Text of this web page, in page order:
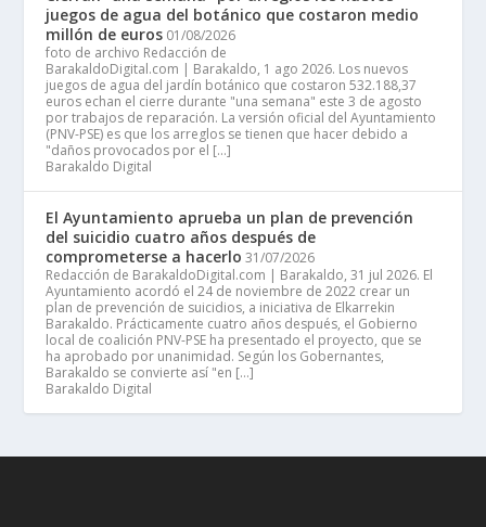
juegos de agua del botánico que costaron medio
millón de euros 01/08/2026
foto de archivo Redacción de
BarakaldoDigital.com | Barakaldo, 1 ago 2026. Los nuevos
juegos de agua del jardín botánico que costaron 532.188,37
euros echan el cierre durante "una semana" este 3 de agosto
por trabajos de reparación. La versión oficial del Ayuntamiento
(PNV-PSE) es que los arreglos se tienen que hacer debido a
"daños provocados por el […]
Barakaldo Digital
El Ayuntamiento aprueba un plan de prevención
del suicidio cuatro años después de
comprometerse a hacerlo 31/07/2026
Redacción de BarakaldoDigital.com | Barakaldo, 31 jul 2026. El
Ayuntamiento acordó el 24 de noviembre de 2022 crear un
plan de prevención de suicidios, a iniciativa de Elkarrekin
Barakaldo. Prácticamente cuatro años después, el Gobierno
local de coalición PNV-PSE ha presentado el proyecto, que se
ha aprobado por unanimidad. Según los Gobernantes,
Barakaldo se convierte así "en […]
Barakaldo Digital